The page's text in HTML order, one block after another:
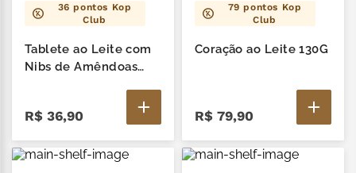
36 pontos Kop
Club
Tablete ao Leite com
Nibs de Amêndoas
R$ 36,90
79 pontos Kop
Club
Coração ao Leite 130G
R$ 79,90